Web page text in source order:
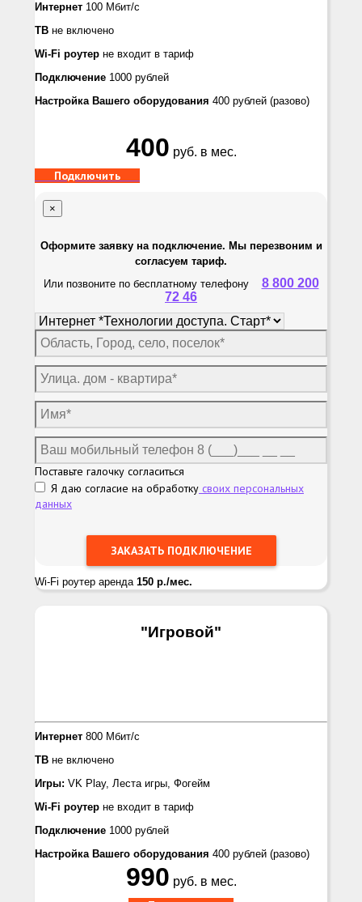
Интернет 100 Мбит/с
ТВ не включено
Wi-Fi роутер не входит в тариф
Подключение 1000 рублей
Настройка Вашего оборудования 400 рублей (разово)
400 руб. в мес.
Подключить
×
Оформите заявку на подключение. Мы перезвоним и
согласуем тариф.
Или позвоните по бесплатному телефону 8 800 200
72 46
Поставьте галочку согласиться
Я даю согласие на обработку своих персональных
данных
Wi-Fi роутер аренда 150 р./мес.
"Игровой"
Интернет 800 Мбит/с
ТВ не включено
Игры: VK Play, Леста игры, Фогейм
Wi-Fi роутер не входит в тариф
Подключение 1000 рублей
Настройка Вашего оборудования 400 рублей (разово)
990 руб. в мес.